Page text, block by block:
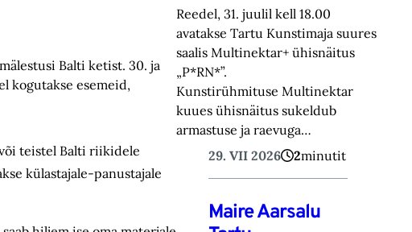
Balti ketist. 30. ja
kogutakse esemeid,
teistel Balti riikidele
külastajale-panustajale
Reedel, 31. juulil kell 18.00
avatakse Tartu Kunstimaja suures
saalis Multinektar+ ühisnäitus
„P*RN*”.
Kunstirühmituse Multinektar
kuues ühisnäitus sukeldub
armastuse ja raevuga…
29. VII 2026
2minutit
Maire Aarsalu